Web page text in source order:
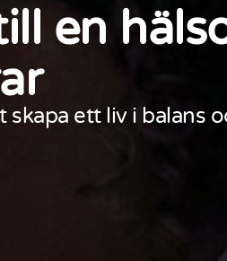
en
ett liv i balans